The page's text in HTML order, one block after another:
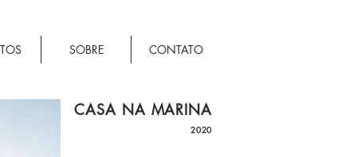
SOBRE CONTATO
CASA NA MARINA
2020